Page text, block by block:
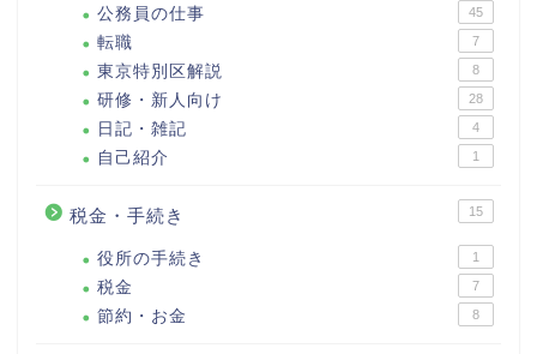
公務員の仕事 45
転職 7
東京特別区解説 8
研修・新人向け 28
日記・雑記 4
自己紹介 1
税金・手続き 15
役所の手続き 1
税金 7
節約・お金 8